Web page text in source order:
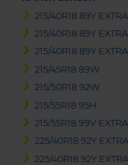
215/40R18 89Y
215/40R18 89Y
215/40R18 89Y
215/45R18 89W
215/50R18 92W
215/55R18 95H
215/55R18 99V
225/40R18 92Y
225/40R18 92Y